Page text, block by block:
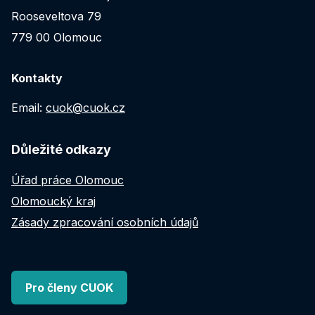
Rooseveltova 79
779 00 Olomouc
Kontakty
Email: cuok@cuok.cz
Důležité odkazy
Úřad práce Olomouc
Olomoucký kraj
Zásady zpracování osobních údajů
Pro členy CUOK